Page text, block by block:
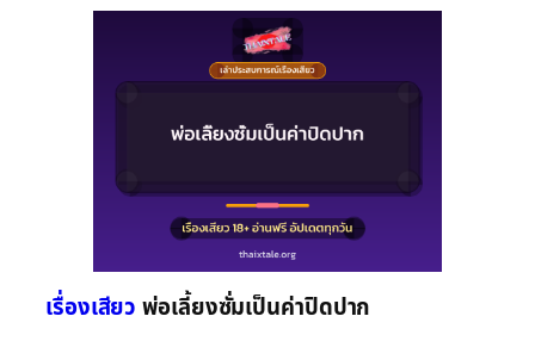
เรื่องเสียว พ่อเลี้ยงซั่มเป็นค่าปิดปาก